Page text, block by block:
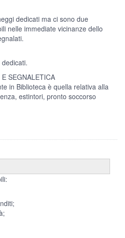
dedicati ma ci sono due
nelle immediate vicinanze dello
SEGNALETICA
in Biblioteca è quella relativa alla
estintori, pronto soccorso